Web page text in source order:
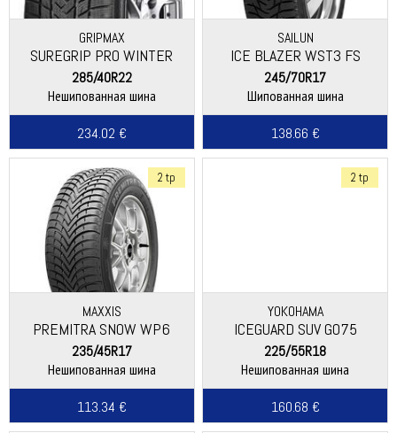
GRIPMAX
SUREGRIP PRO WINTER
285/40R22
Нешипованная шина
234.02 €
SAILUN
ICE BLAZER WST3 FS
245/70R17
Шипованная шина
138.66 €
2 tp
MAXXIS
PREMITRA SNOW WP6
235/45R17
Нешипованная шина
113.34 €
2 tp
YOKOHAMA
ICEGUARD SUV G075
225/55R18
Нешипованная шина
160.68 €